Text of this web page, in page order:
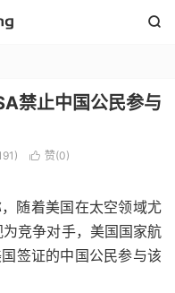

禁止中国公民参与
 赞(0)
随着美国在太空领域尤
竞争对手，美国国家航
签证的中国公民参与该